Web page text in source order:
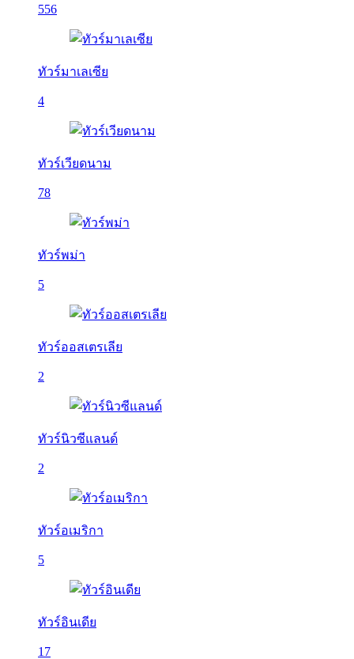
556
ทัวร์มาเลเซีย
4
ทัวร์เวียดนาม
78
ทัวร์พม่า
5
ทัวร์ออสเตรเลีย
2
ทัวร์นิวซีแลนด์
2
ทัวร์อเมริกา
5
ทัวร์อินเดีย
17